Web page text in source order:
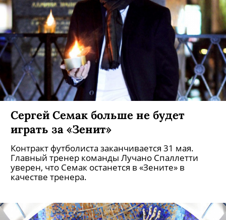
Сергей Семак больше не будет
играть за «Зенит»
Контракт футболиста заканчивается 31 мая.
Главный тренер команды Лучано Спаллетти
уверен, что Семак останется в «Зените» в
качестве тренера.